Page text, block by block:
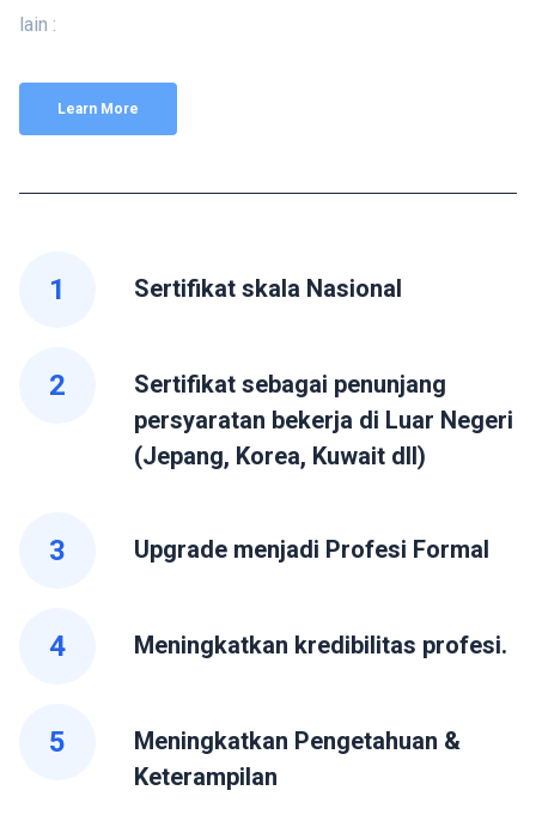
lain :
Learn More
1 Sertifikat skala Nasional
2
Sertifikat sebagai penunjang
persyaratan bekerja di Luar Negeri
(Jepang, Korea, Kuwait dll)
3 Upgrade menjadi Profesi Formal
4 Meningkatkan kredibilitas profesi.
5
Meningkatkan Pengetahuan &
Keterampilan